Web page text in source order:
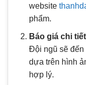
website
phẩm.
Báo giá chi tiết
Đội ngũ sẽ đến
dựa trên hình
hợp lý.